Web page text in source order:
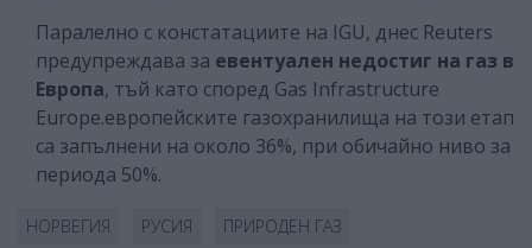
Паралелно с констатациите на IGU, днес Reuters
предупреждава за евентуален недостиг на газ в
Европа, тъй като според Gas Infrastructure
Europe.европейските газохранилища на този етап
са запълнени на около 36%, при обичайно ниво за
периода 50%.
НОРВЕГИЯ РУСИЯ ПРИРОДЕН ГАЗ